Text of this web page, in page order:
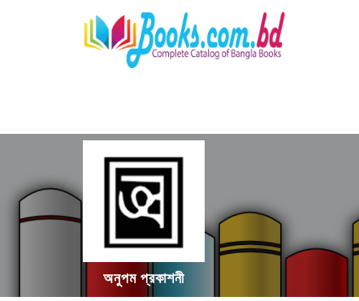
অনুপম প্রকাশনী